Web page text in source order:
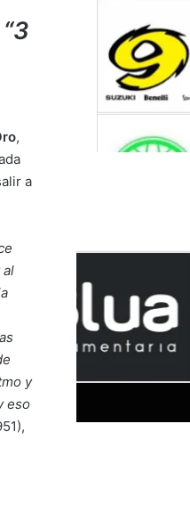
,
a
al
y
eso